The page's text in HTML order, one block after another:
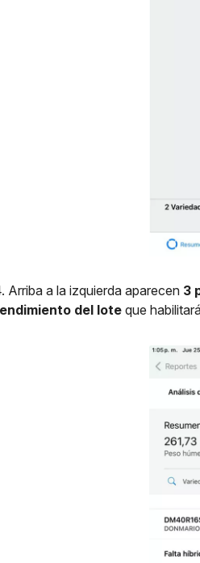
Arriba a la izquierda aparecen 3
del lote que